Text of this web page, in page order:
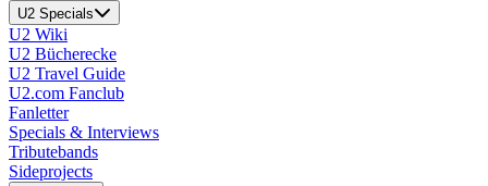
U2 Specials
U2 Wiki
U2 Bücherecke
U2 Travel Guide
U2.com Fanclub
Fanletter
Specials & Interviews
Tributebands
Sideprojects